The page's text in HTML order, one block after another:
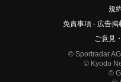
規
免責事項
広告掲
ご意見
© Sportradar
© Kyodo
©